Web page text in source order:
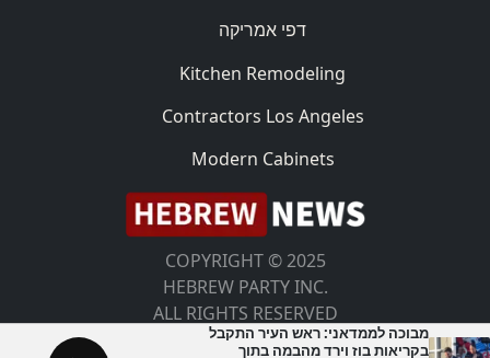
דפי אמריקה
Kitchen Remodeling
Contractors Los Angeles
Modern Cabinets
COPYRIGHT © 2025
HEBREW PARTY INC.
ALL RIGHTS RESERVED
מבוכה לממדאני: ראש העיר התקבל
בקריאות בוז וירד מהבמה בתוך